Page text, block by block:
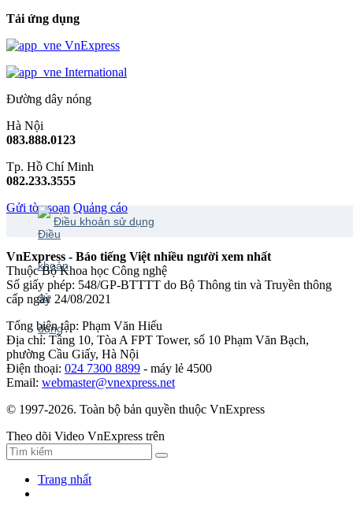
Tải ứng dụng
VnExpress
International
Đường dây nóng
Hà Nội
083.888.0123
Tp. Hồ Chí Minh
082.233.3555
Gửi tòa soạn Quảng cáo
Điều khoản sử dụng
VnExpress - Báo tiếng Việt nhiều người xem nhất
Thuộc Bộ Khoa học Công nghệ
Số giấy phép: 548/GP-BTTTT do Bộ Thông tin và Truyền thông
cấp ngày 24/08/2021
Tổng biên tập: Phạm Văn Hiếu
Địa chỉ: Tầng 10, Tòa A FPT Tower, số 10 Phạm Văn Bạch,
phường Cầu Giấy, Hà Nội
Điện thoại: 024 7300 8899 - máy lẻ 4500
Email: webmaster@vnexpress.net
© 1997-2026. Toàn bộ bản quyền thuộc VnExpress
Theo dõi Video VnExpress trên
Trang nhất